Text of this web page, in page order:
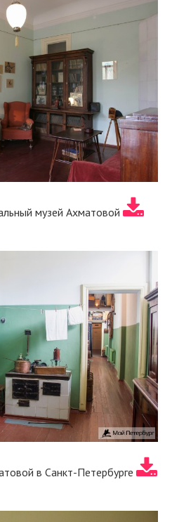
музей Ахматовой
в Санкт-Петербурге